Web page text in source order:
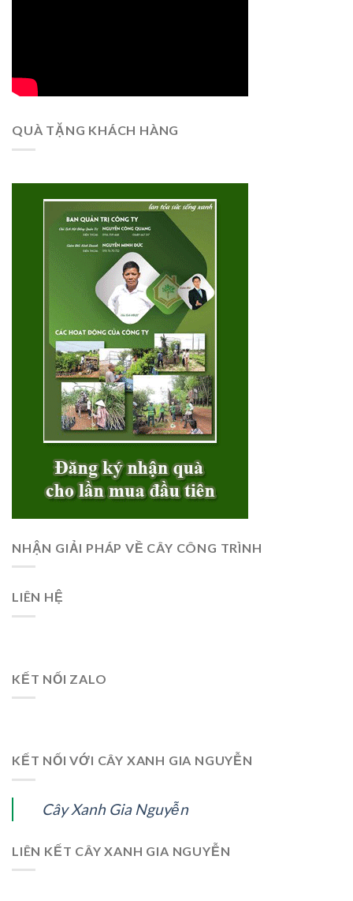
QUÀ TẶNG KHÁCH HÀNG
NHẬN GIẢI PHÁP VỀ CÂY CÔNG TRÌNH
LIÊN HỆ
KẾT NỐI ZALO
KẾT NỐI VỚI CÂY XANH GIA NGUYỄN
Cây Xanh Gia Nguyễn
LIÊN KẾT CÂY XANH GIA NGUYỄN